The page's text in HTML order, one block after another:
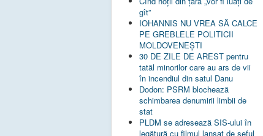
gît”
IOHANNIS NU VREA SĂ CALCE
PE GREBLELE POLITICII
MOLDOVENEȘTI
30 DE ZILE DE AREST pentru
tatăl minorilor care au ars de vii
în incendiul din satul Danu
Dodon: PSRM blochează
schimbarea denumirii limbii de
stat
PLDM se adresează SIS-ului în
legătură cu filmul lansat de șeful